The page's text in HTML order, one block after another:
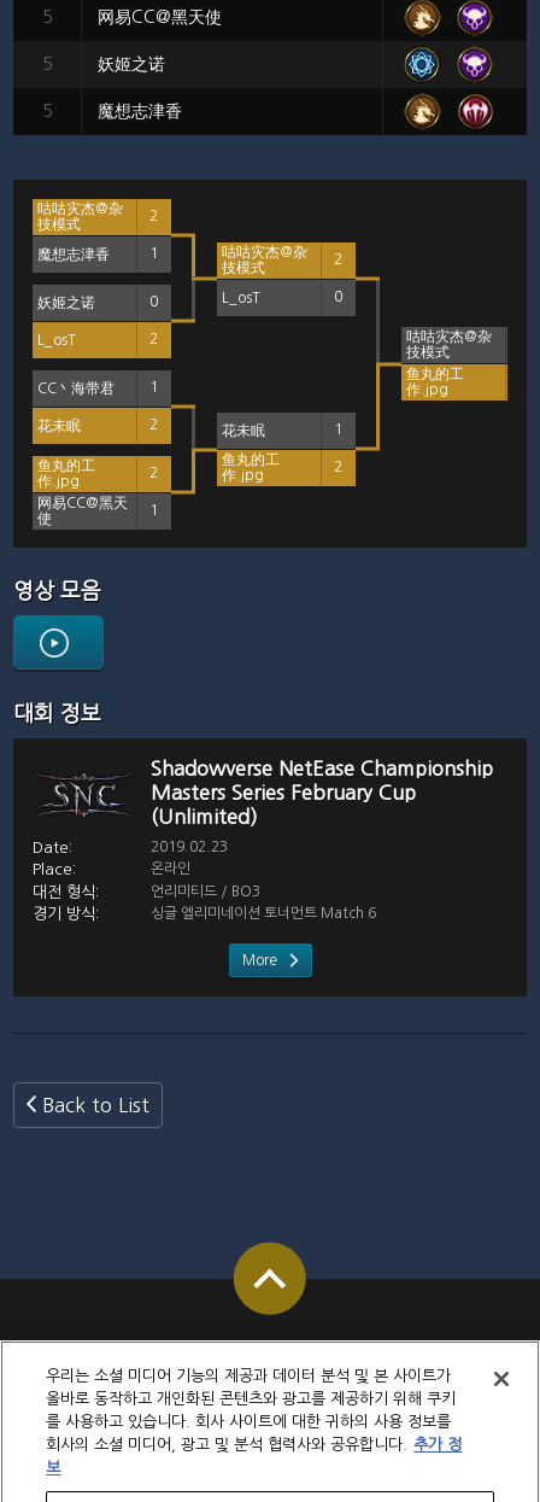
5 网易CC@黑天使
5 妖姬之诺
5 魔想志津香
咕咕灾杰@杂
技模式
2
魔想志津香 1
妖姬之诺 0
L_osT 2
CC丶海带君 1
花未眠 2
鱼丸的工
作.jpg
2
网易CC@黑天
使
1
咕咕灾杰@杂
技模式
2
L_osT 0
花未眠 1
鱼丸的工
作.jpg
2
咕咕灾杰@杂
技模式
鱼丸的工
作.jpg
영상 모음
대회 정보
Shadowverse NetEase Championship
Masters Series February Cup
(Unlimited)
2019.02.23
온라인
언리미티드 / BO3
싱글 엘리미네이션 토너먼트 Match 6
More
Back to List
우리는 소셜 미디어 기능의 제공과 데이터 분석 및 본 사이트가
올바로 동작하고 개인화된 콘텐츠와 광고를 제공하기 위해 쿠키
를 사용하고 있습니다. 회사 사이트에 대한 귀하의 사용 정보를
회사의 소셜 미디어, 광고 및 분석 협력사와 공유합니다.
추가 정
보